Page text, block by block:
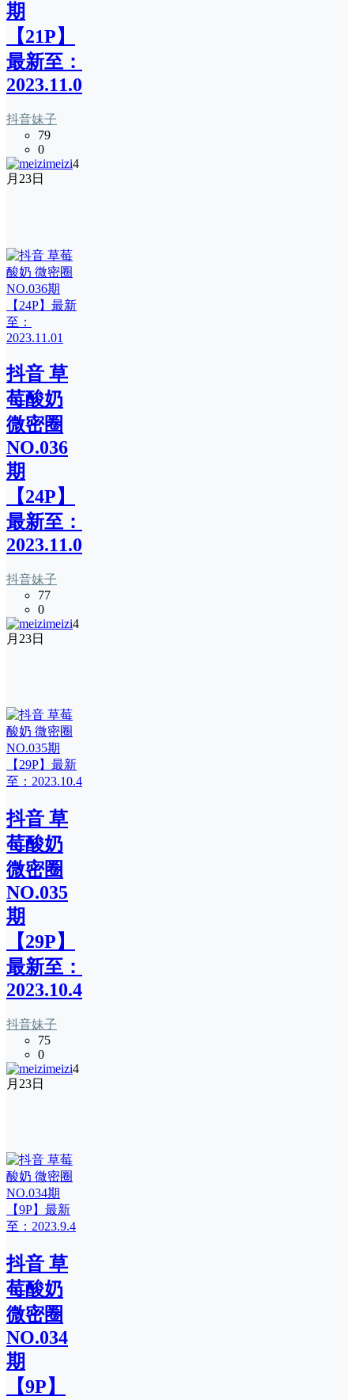
期
【21P】
最新至：
2023.11.04
抖音妹子
79
0
meizi4
月23日
抖音 草
莓酸奶
微密圈
NO.036
期
【24P】
最新至：
2023.11.01
抖音妹子
77
0
meizi4
月23日
抖音 草
莓酸奶
微密圈
NO.035
期
【29P】
最新至：
2023.10.4
抖音妹子
75
0
meizi4
月23日
抖音 草
莓酸奶
微密圈
NO.034
期
【9P】